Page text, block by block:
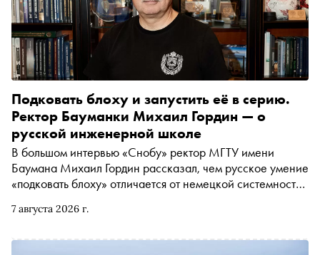
7 августа 2026 г.
Подковать блоху и запустить её в серию.
Ректор Бауманки Михаил Гордин — о
русской инженерной школе
В большом интервью «Снобу» ректор МГТУ имени
Баумана Михаил Гордин рассказал, чем русское умение
«подковать блоху» отличается от немецкой системности,
плохой инженер, обозначил контуры бетонной стены в
болел ковидом на Эвересте и сделал непростой выбор